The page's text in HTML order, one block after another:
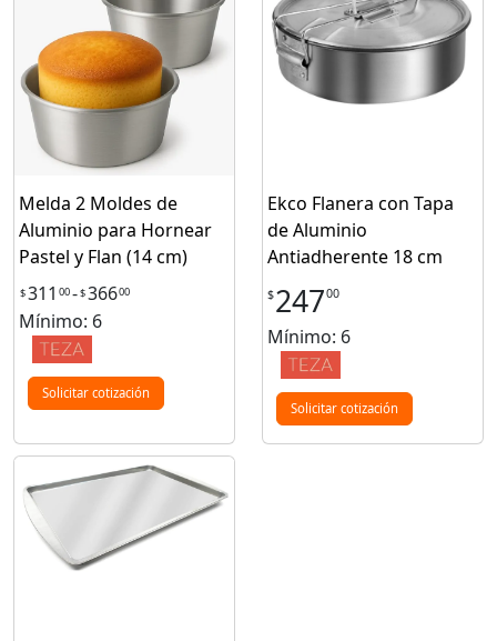
Melda 2 Moldes de
Aluminio para Hornear
Pastel y Flan (14 cm)
$311 00-$36600
Mínimo: 6
Solicitar cotización
Ekco Flanera con Tapa
de Aluminio
Antiadherente 18 cm
$24700
Mínimo: 6
Solicitar cotización